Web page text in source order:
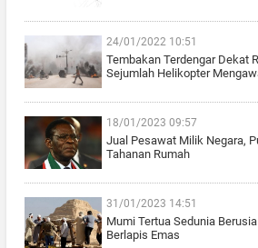
24/01/2022 10:51
Tembakan Terdengar Dekat
Sejumlah Helikopter
18/01/2023 09:57
Jual Pesawat Milik Negara,
Tahanan Rumah
31/01/2023 14:51
Mumi Tertua Sedunia
Berlapis Emas